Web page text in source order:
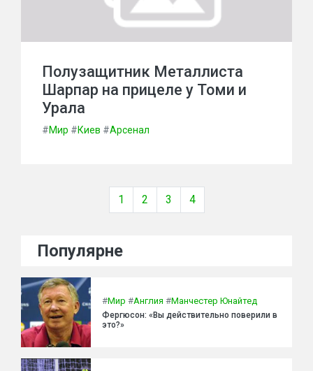
Полузащитник Металлиста
Шарпар на прицеле у Томи и
Урала
#Мир #Киев #Арсенал
1 2 3 4
Популярне
#Мир #Англия #Манчестер Юнайтед
Фергюсон: «Вы действительно поверили в
это?»